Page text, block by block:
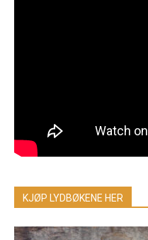
KJØP LYDBØKENE HER